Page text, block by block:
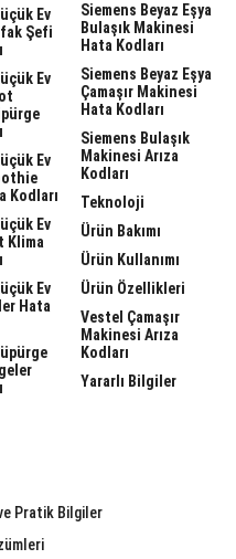
Ev
Şefi
Ev
Ev
Kodları
Ev
Klima
Ev
Hata
Siemens Beyaz Eşya
Bulaşık Makinesi
Hata Kodları
Siemens Beyaz Eşya
Çamaşır Makinesi
Hata Kodları
Siemens Bulaşık
Makinesi Arıza
Kodları
Teknoloji
Ürün Bakımı
Ürün Kullanımı
Ürün Özellikleri
Vestel Çamaşır
Makinesi Arıza
Kodları
Yararlı Bilgiler
Pratik Bilgiler